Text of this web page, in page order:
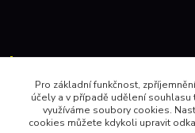
604 157410 , 602 345528
Pro základní funkčnost,
účely a v případě udělení
využíváme soubory cookies.
cookies můžete kdykoli upravit